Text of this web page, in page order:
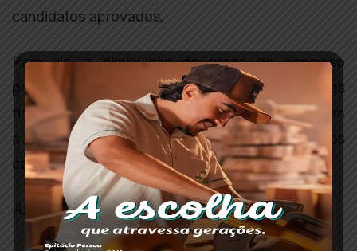
candidatos aprovados.
Para ele, a diminuição do prazo do concurso
prejudicaria os aprovados e poderia gerar danos
financeiros ao município, que teria gastos com
a realização de novo certame para preencher os
cargos vagos.
Ascom Ministério Público